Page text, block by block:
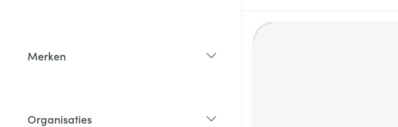
Merken
Organisaties